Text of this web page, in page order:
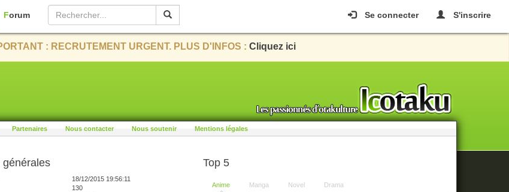
Se connecter S'inscrire
Forum
: RECRUTEMENT URGENT. PLUS D'INFOS : Cliquez ici
Partenaires Nous contacter Nous soutenir Mentions légales
générales
18/12/2015 19:56:11
130
Top 5
Anime Manga Novel Drama